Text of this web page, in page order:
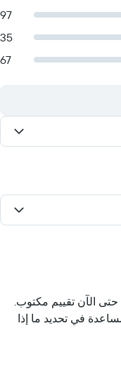
97
35
67
الآن تقييم مكتوب.
في تحديد ما إذا